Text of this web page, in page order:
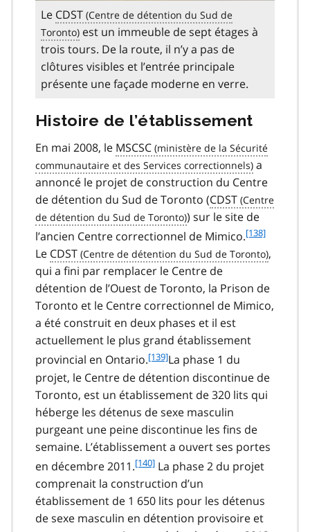
Le CDST
est un immeuble de sept étages à
trois tours. De la route, il n’y a pas de
clôtures visibles et l’entrée principale
présente une façade moderne en verre.
Histoire de l’établissement
En mai 2008, le MSCSC
a
annoncé le projet de construction du Centre
de détention du Sud de Toronto (CDST
) sur le site de
l’ancien Centre correctionnel de Mimico.f
o
n
o
e
8
[138]
Le CDST
,
qui a fini par remplacer le Centre de
détention de l’Ouest de Toronto, la Prison de
Toronto et le Centre correctionnel de Mimico,
a été construit en deux phases et il est
actuellement le plus grand établissement
provincial en Ontario.f
o
o
t
n
o
t
e
3
9
[139]La phase 1 du
projet, le Centre de détention discontinue de
Toronto, est un établissement de 320 lits qui
héberge les détenus de sexe masculin
purgeant une peine discontinue les fins de
semaine. L’établissement a ouvert ses portes
en décembre 2011.f
o
t
n
[140] La phase 2 du projet
comprenait la construction d’un
établissement de 1 650 lits pour les détenus
de sexe masculin en détention provisoire et